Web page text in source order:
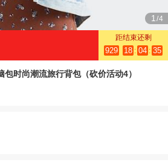
1 /4
距结束还剩
929 18 04 35
时尚潮流旅行背包（砍价活动4）